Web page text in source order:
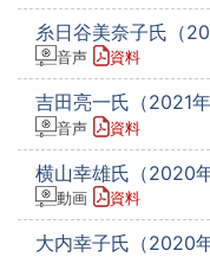
糸日谷美奈子氏（
音声 資料
吉田亮一氏（2021
音声 資料
横山幸雄氏（2020
動画 資料
大内幸子氏（2020